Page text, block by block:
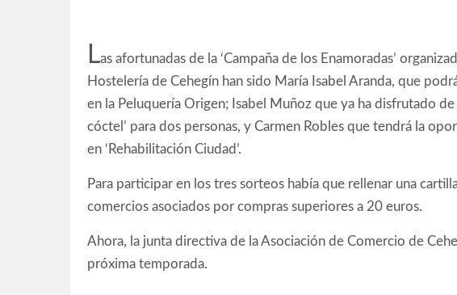
Las afortunadas de la ‘Campaña de los Enamoradas’
Hostelería de Cehegín han sido María Isabel Aranda, que
en la Peluquería Origen; Isabel Muñoz que ya ha disfrutado de
cóctel’ para dos personas, y Carmen Robles que tendrá la
en ‘Rehabilitación Ciudad’.
Para participar en los tres sorteos había que rellenar una
comercios asociados por compras superiores a 20 euros.
Ahora, la junta directiva de la Asociación de Comercio de
próxima temporada.